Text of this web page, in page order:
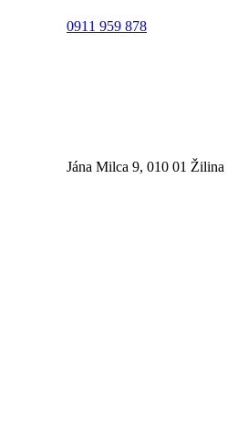
0911 959 878
Jána Milca 9, 010 01 Žilina